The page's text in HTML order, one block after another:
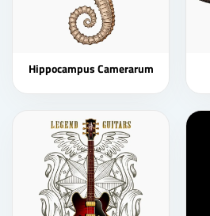
Hippocampus Camerarum